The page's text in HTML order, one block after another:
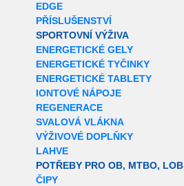
EDGE
PŘÍSLUŠENSTVÍ
SPORTOVNÍ VÝŽIVA
ENERGETICKÉ GELY
ENERGETICKÉ TYČINKY
ENERGETICKÉ TABLETY
IONTOVÉ NÁPOJE
REGENERACE
SVALOVÁ VLÁKNA
VÝŽIVOVÉ DOPLŇKY
LAHVE
POTŘEBY PRO OB, MTBO, LOB
ČIPY